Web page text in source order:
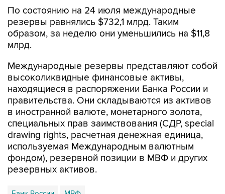
По состоянию на 24 июля международные
резервы равнялись $732,1 млрд. Таким
образом, за неделю они уменьшились на $11,8
млрд.
Международные резервы представляют собой
высоколиквидные финансовые активы,
находящиеся в распоряжении Банка России и
правительства. Они складываются из активов
в иностранной валюте, монетарного золота,
специальных прав заимствования (СДР, special
drawing rights, расчетная денежная единица,
используемая Международным валютным
фондом), резервной позиции в МВФ и других
резервных активов.